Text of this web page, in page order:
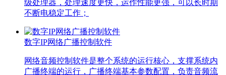
级处理器，处理速度更快，运作性能更强，可以长时期
不断电稳定工作；
数字IP网络广播控制软件
网络音频控制软件是整个系统的运行核心，支撑系统内
广播终端的运行，广播终端基本参数配置，负责音频流